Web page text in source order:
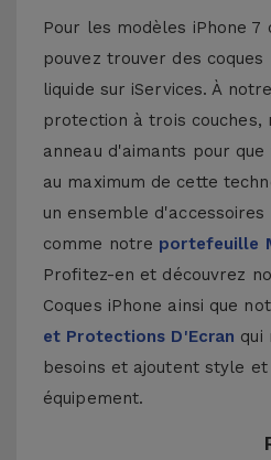
Pour les modèles iPhone 7
pouvez trouver des coques
liquide sur iServices. À
protection à trois couches,
anneau d'aimants pour
au maximum de cette
un ensemble d'accessoires
comme notre portefeuille
Profitez-en et découvrez
Coques iPhone ainsi que
et Protections D'Ecran qui
besoins et ajoutent style
équipement.